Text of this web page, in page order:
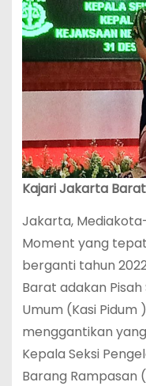
Kajari Jakarta
Jakarta,
Moment yang
berganti tahun
Barat adakan Pisah
Umum (Kasi Pidum
menggantikan
Kepala Seksi
Barang Rampasan